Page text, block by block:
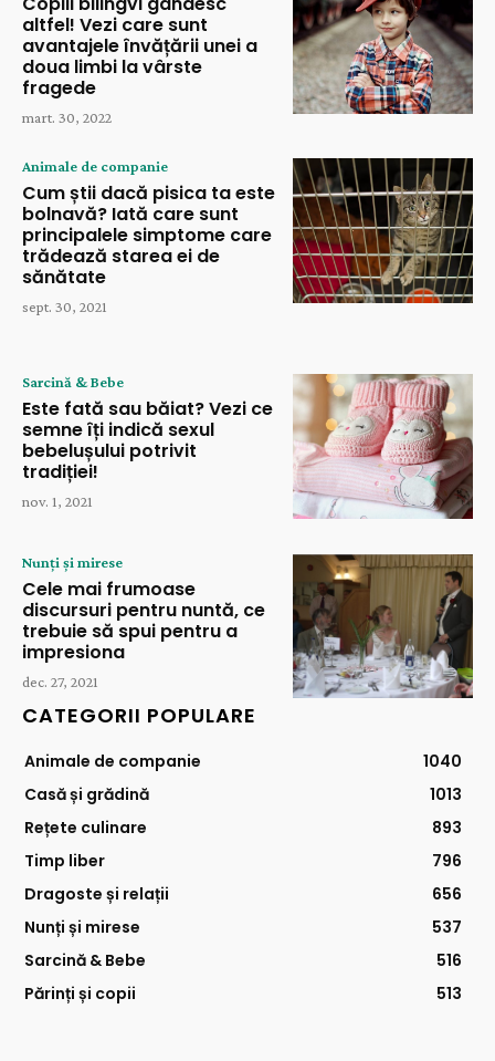
altfel! Vezi care sunt
avantajele învățării unei a
doua limbi la vârste
fragede
mart. 30, 2022
Animale de companie
Cum știi dacă pisica ta este
bolnavă? Iată care sunt
principalele simptome care
trădează starea ei de
sănătate
sept. 30, 2021
Sarcină & Bebe
Este fată sau băiat? Vezi ce
semne îți indică sexul
bebelușului potrivit
tradiției!
nov. 1, 2021
Nunți și mirese
Cele mai frumoase
discursuri pentru nuntă, ce
trebuie să spui pentru a
impresiona
dec. 27, 2021
CATEGORII POPULARE
Animale de companie
1040
Casă și grădină
1013
Rețete culinare
893
Timp liber
796
Dragoste și relații
656
Nunți și mirese
537
Sarcină & Bebe
516
Părinți și copii
513